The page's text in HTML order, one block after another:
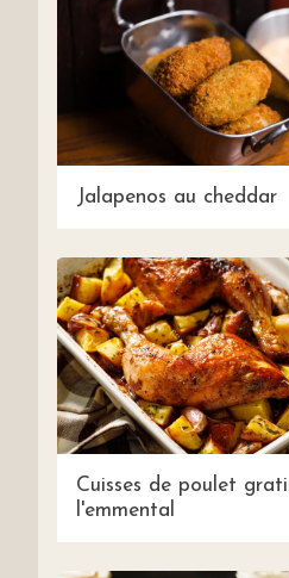
Jalapenos au cheddar
Cuisses de poulet
l'emmental